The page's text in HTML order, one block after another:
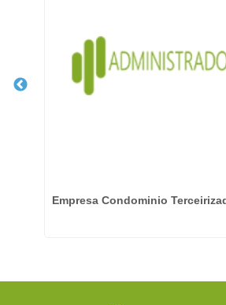
Empresa Condominio